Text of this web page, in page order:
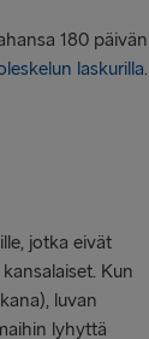
180 päivän
laskurilla.
jotka eivät
Kun
luvan
lyhyttä